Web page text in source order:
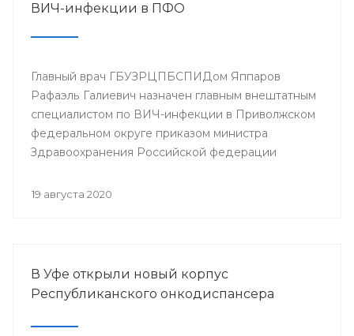
ВИЧ-инфекции в ПФО
Главный врач ГБУЗРЦПБСПИДом Яппаров
Рафаэль Галиевич назначен главным внештатным
специалистом по ВИЧ-инфекции в Приволжском
федеральном округе приказом министра
Здравоохранения Российской федерации
19 августа 2020
В Уфе открыли новый корпус
Республиканского онкодиспансера